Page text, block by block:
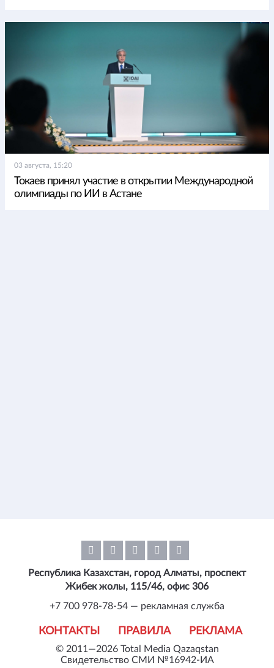
03 августа, 15:20
Токаев принял участие в открытии Международной
олимпиады по ИИ в Астане
© 2011—2026 Total Media Qazaqstan
Свидетельство СМИ №16942-ИА
КОНТАКТЫ ПРАВИЛА РЕКЛАМА
Республика Казахстан, город Алматы, проспект
Жибек жолы, 115/46, офис 306
+7 700 978-78-54 — рекламная служба